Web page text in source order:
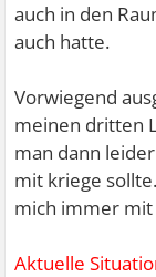
auch in den
auch hatte.
Vorwiegend
meinen dritten
man dann
mit kriege
mich immer
Aktuelle